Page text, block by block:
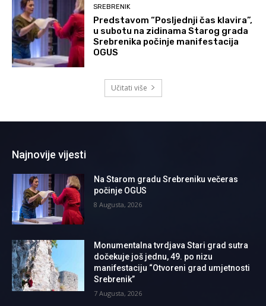
SREBRENIK
Predstavom “Posljednji čas klavira”,
u subotu na zidinama Starog grada
Srebrenika počinje manifestacija
OGUS
Učitati više
Najnovije vijesti
Na Starom gradu Srebreniku večeras
počinje OGUS
8 Augusta, 2026
Monumentalna tvrdjava Stari grad sutra
dočekuje još jednu, 49. po nizu
manifestaciju “Otvoreni grad umjetnosti
Srebrenik”
7 Augusta, 2026